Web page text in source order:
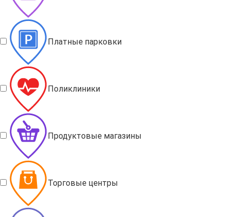
Платные парковки
Поликлиники
Продуктовые магазины
Торговые центры